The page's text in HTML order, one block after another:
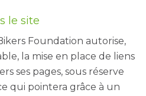
le site
Foundation autorise,
la mise en place de liens
ses pages, sous réserve
qui pointera grâce à un